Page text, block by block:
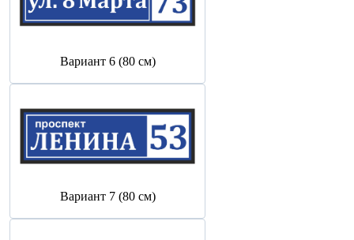
Вариант 6 (80 см)
Вариант 7 (80 см)